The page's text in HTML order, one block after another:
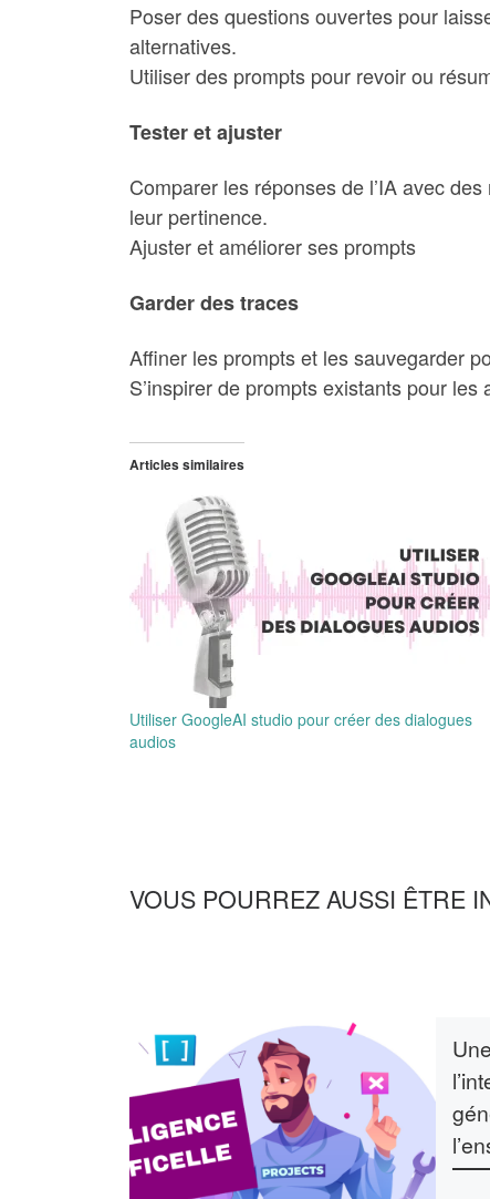
Poser des questions ouvertes pour
alternatives.
Utiliser des prompts pour revoir ou
Tester et ajuster
Comparer les réponses de l’IA avec
leur pertinence.
Ajuster et améliorer ses prompts
Garder des traces
Affiner les prompts et les sauvegarder
S’inspirer de prompts existants pour les
Articles similaires
Utiliser GoogleAI studio pour créer des dialogues
audios
VOUS POURREZ AUSSI ÊTRE